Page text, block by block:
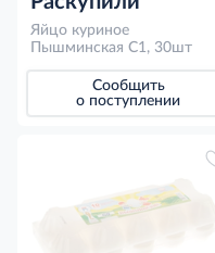
Яйцо куриное
Пышминская С1, 30шт
Сообщить
о поступлении